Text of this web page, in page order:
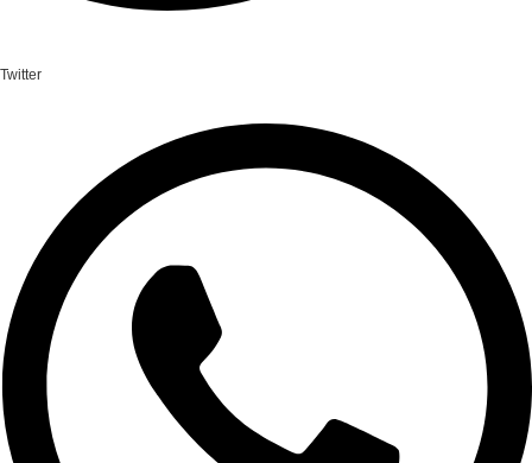
Twitter